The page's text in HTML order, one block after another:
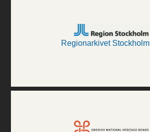
Regionarkivet Stockholm